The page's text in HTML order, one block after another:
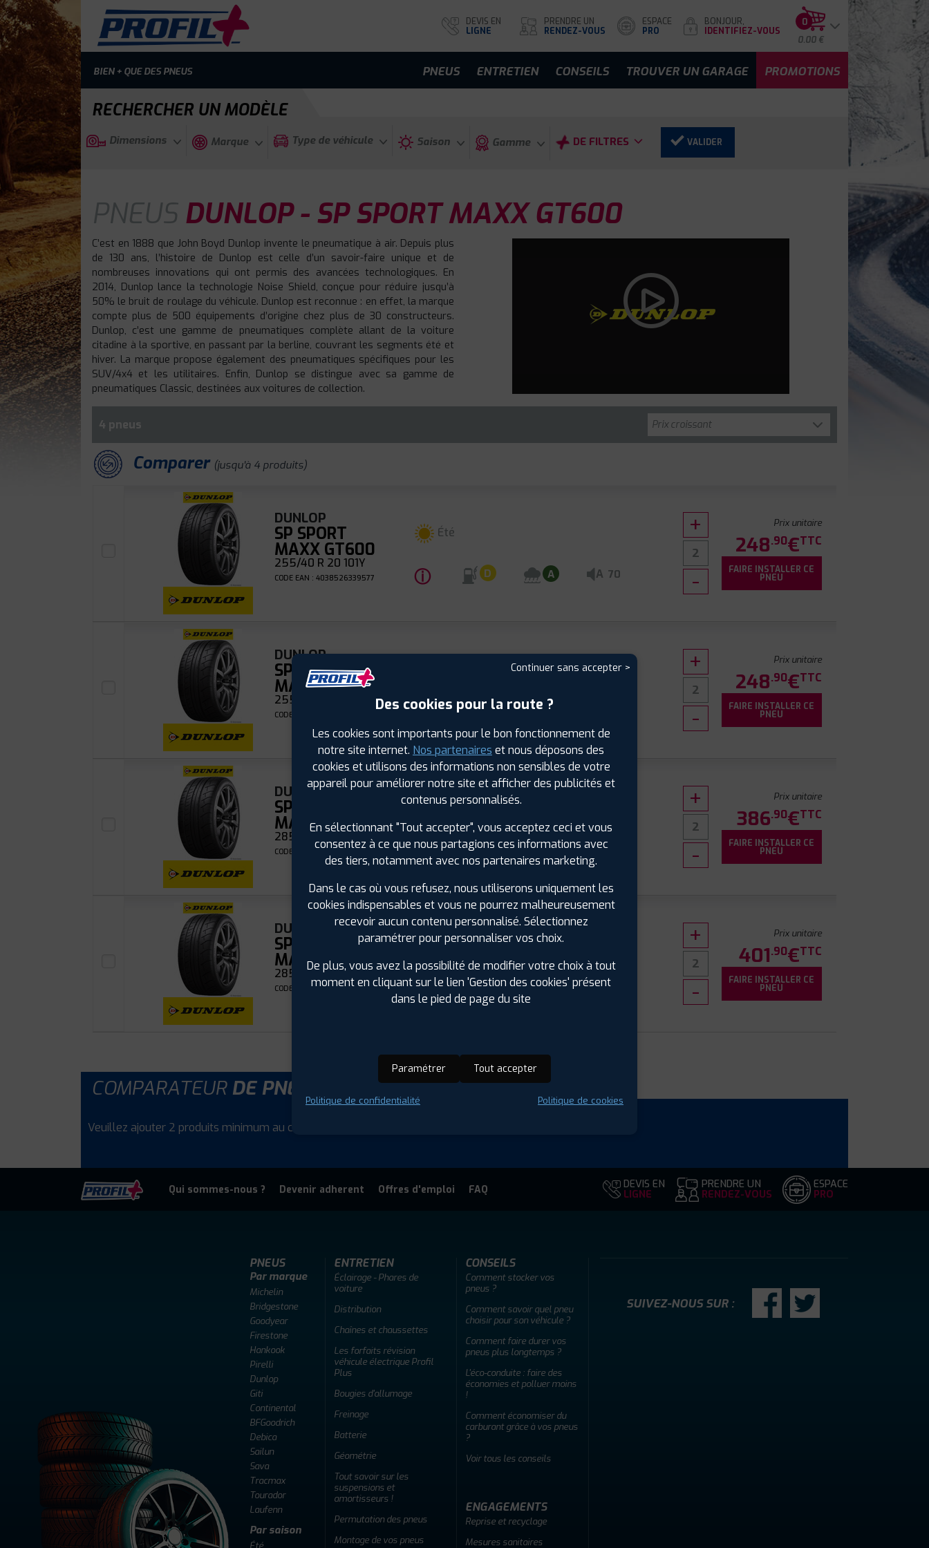
BIEN + QUE DES PNEUS
DEVIS EN
LIGNE
PRENDRE UN
RENDEZ-VOUS
ESPACE
PRO
BONJOUR,
IDENTIFIEZ-VOUS
0
0.00 €
PNEUS ENTRETIEN CONSEILS TROUVER UN GARAGE PROMOTIONS
RECHERCHER UN MODÈLE
Dimensions Marque Type de véhicule Saison Gamme DE FILTRES VALIDER
PNEUS DUNLOP - SP SPORT MAXX GT600
C’est en 1888 que John Boyd Dunlop invente le pneumatique à air. Depuis plus
de 130 ans, l’histoire de Dunlop est celle d’un savoir-faire unique et de
nombreuses innovations qui ont permis des avancées technologiques. En
2014, Dunlop lance la technologie Noise Shield, conçue pour réduire jusqu’à
50% le bruit de roulage du véhicule. Dunlop est reconnue : en effet, la marque
compte plus de 500 équipements d’origine chez plus de 30 constructeurs.
Dunlop, c’est une gamme de pneumatiques complète allant de la voiture
citadine à la sportive, en passant par la berline, couvrant les segments été et
hiver. La marque propose également des pneumatiques spécifiques pour les
SUV/4x4 et les utilitaires. Enfin, Dunlop se distingue avec sa gamme de
pneumatiques Classic, destinées aux voitures de collection.
4 pneus
Comparer (jusqu'à 4 produits)
DUNLOP
SP SPORT
MAXX GT600
255/40 R 20 101Y
CODE EAN : 4038526339577
Été
ⓘ D A A 70
Prix unitaire
248.90€TTC
FAIRE INSTALLER CE
PNEU
DUNLOP
SP SPORT
MAXX GT600
255/40 R 20 101Y
CODE EAN : 4038526339591 ⓘ D A
Prix unitaire
248.90€TTC
FAIRE INSTALLER CE
PNEU
DUNLOP
SP SPORT
MAXX GT600
285/35 R 20 104Y
CODE EAN : 4038526339584
Été
ⓘ D A A 70
Prix unitaire
386.90€TTC
FAIRE INSTALLER CE
PNEU
DUNLOP
SP SPORT
MAXX GT600
285/35 R 20 104Y
CODE EAN : 4038526339560
Été
ⓘ D A A 71
Prix unitaire
401.90€TTC
FAIRE INSTALLER CE
PNEU
COMPARATEUR DE PNEUS
Veuillez ajouter 2 produits minimum au comparateur.
Qui sommes-nous ? Devenir adherent Offres d'emploi FAQ DEVIS EN
LIGNE
PRENDRE UN
RENDEZ-VOUS
ESPACE
PRO
PNEUS
Par marque
Michelin
Bridgestone
Goodyear
Firestone
Hankook
Pirelli
Dunlop
Giti
Continental
BFGoodrich
Debica
Sailun
Sava
Tracmax
Tourador
Laufenn
Par saison
Été
ENTRETIEN
Éclairage - Phares de
voiture
Distribution
Chaînes et chaussettes
Les forfaits révision
véhicule électrique Profil
Plus
Bougies d'allumage
Freinage
Batterie
Géométrie
Tout savoir sur les
suspensions et
amortisseurs !
Permutation des pneus
Montage de vos pneus
CONSEILS
Comment stocker vos
pneus ?
Comment savoir quel pneu
choisir pour son véhicule ?
Comment faire durer vos
pneus plus longtemps ?
L'éco-conduite : faire des
économies et polluer moins
!
Comment économiser du
carburant grâce à vos pneus
?
Voir tous les conseils
ENGAGEMENTS
Reprise et recyclage
Mesures sanitaires
SUIVEZ-NOUS SUR :
Continuer sans accepter >
Des cookies pour la route ?
Les cookies sont importants pour le bon fonctionnement de
notre site internet. Nos partenaires et nous déposons des
cookies et utilisons des informations non sensibles de votre
appareil pour améliorer notre site et afficher des publicités et
contenus personnalisés.
En sélectionnant "Tout accepter", vous acceptez ceci et vous
consentez à ce que nous partagions ces informations avec
des tiers, notamment avec nos partenaires marketing.
Dans le cas où vous refusez, nous utiliserons uniquement les
cookies indispensables et vous ne pourrez malheureusement
recevoir aucun contenu personnalisé. Sélectionnez
paramétrer pour personnaliser vos choix.
De plus, vous avez la possibilité de modifier votre choix à tout
moment en cliquant sur le lien 'Gestion des cookies' présent
dans le pied de page du site
Paramétrer Tout accepter
Politique de confidentialité Politique de cookies